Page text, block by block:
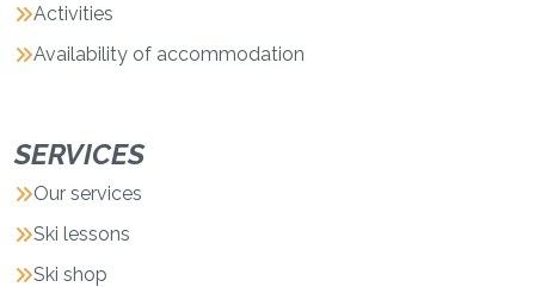
Activities
Availability of accommodation
SERVICES
Our services
Ski lessons
Ski shop